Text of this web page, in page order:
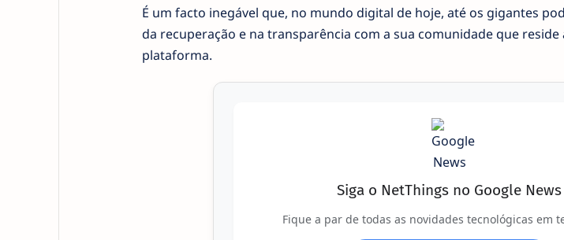
É um facto inegável que, no mundo digital de hoje, até os gigantes
da recuperação e na transparência com a sua comunidade que
plataforma.
Siga o NetThings no Google News
Fique a par de todas as novidades tecnológicas em